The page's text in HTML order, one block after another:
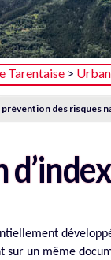
Tarentaise >
prévention des risques
sur un même